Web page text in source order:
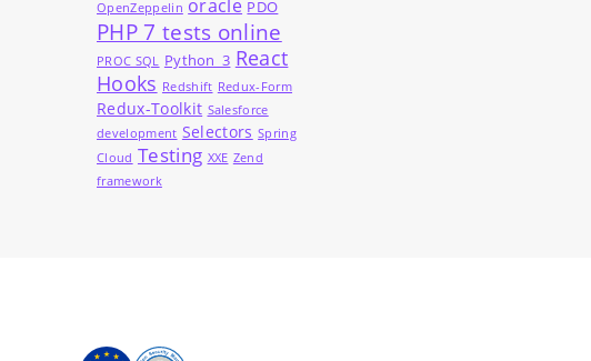
OpenZeppelin oracle PDO
PHP 7 tests online
PROC SQL Python_3 React
Hooks Redshift Redux-Form
Redux-Toolkit Salesforce
development Selectors Spring
Cloud Testing XXE Zend
framework